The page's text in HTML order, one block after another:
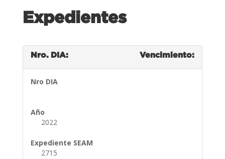
Expedientes
Nro. DIA: Vencimiento:
Nro DIA
Año
2022
Expediente SEAM
2715